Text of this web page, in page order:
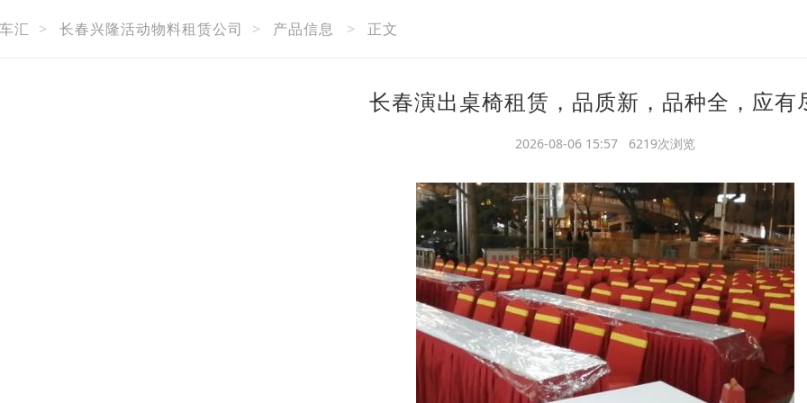
汇 > 长春兴隆活动物料租赁公司 > 产品信息 > 正文
长春演出桌椅租赁，品质新，品种全，应有
2026-08-06 15:57 6219次浏览